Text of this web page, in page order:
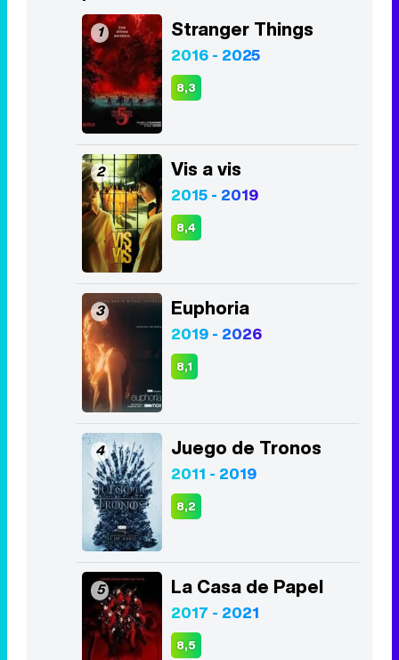
1 Stranger Things
2016 - 2025
8,3
2 Vis a vis
2015 - 2019
8,4
3 Euphoria
2019 - 2026
8,1
4 Juego de Tronos
2011 - 2019
8,2
5 La Casa de Papel
2017 - 2021
8,5